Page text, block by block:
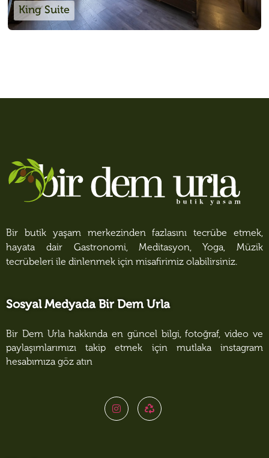
King Suite
Bir butik yaşam merkezinden fazlasını tecrübe etmek,
hayata dair Gastronomi, Meditasyon, Yoga, Müzik
tecrübeleri ile dinlenmek için misafirimiz olabilirsiniz.
Sosyal Medyada Bir Dem Urla
Bir Dem Urla hakkında en güncel bilgi, fotoğraf, video ve
paylaşımlarımızı takip etmek için mutlaka instagram
hesabımıza göz atın